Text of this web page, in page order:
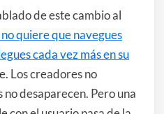
de este cambio al
quiere que navegues
cada vez más en su
Los creadores no
desaparecen. Pero una